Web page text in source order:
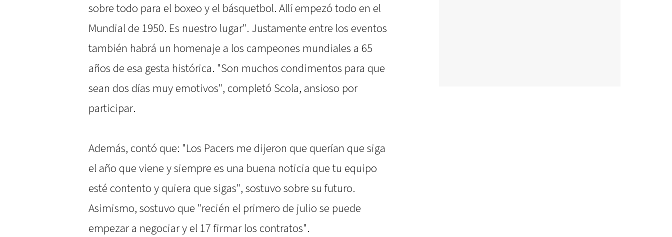
sobre todo para el boxeo y el básquetbol. Allí empezó todo en el
Mundial de 1950. Es nuestro lugar". Justamente entre los eventos
también habrá un homenaje a los campeones mundiales a 65
años de esa gesta histórica. "Son muchos condimentos para que
sean dos días muy emotivos", completó Scola, ansioso por
participar.
Además, contó que: "Los Pacers me dijeron que querían que siga
el año que viene y siempre es una buena noticia que tu equipo
esté contento y quiera que sigas", sostuvo sobre su futuro.
Asimismo, sostuvo que "recién el primero de julio se puede
empezar a negociar y el 17 firmar los contratos".